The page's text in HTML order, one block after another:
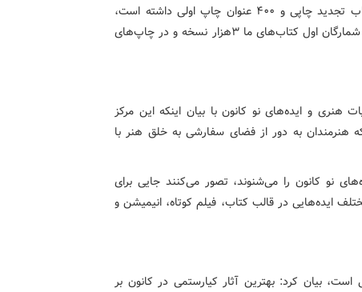
او با بیان اینکه کانون در سه سال گذشته هزار عنوان کتاب تجدید چاپی و ۴۰۰ عنوان چاپ اولی داشته است،
گفت: معتقدم کتاب‌های خوب و پرمخاطب باید دیده شود. شمارگان اول کتاب‌های ما ۳هزار نسخه و در چاپ‌های
هنری و ایده‌های نو کانون با بیان اینکه این مرکز
اینکه هنرمندان به دور از فضای سفارشی به خلق هنر با
نو کانون را می‌شنوند، تصور می‌کنند جایی برای
ایده‌هایی در قالب کتاب‌، فیلم‌ کوتاه، انیمیشن و
بیان کرد: بهترین آثار کیارستمی در کانون بر